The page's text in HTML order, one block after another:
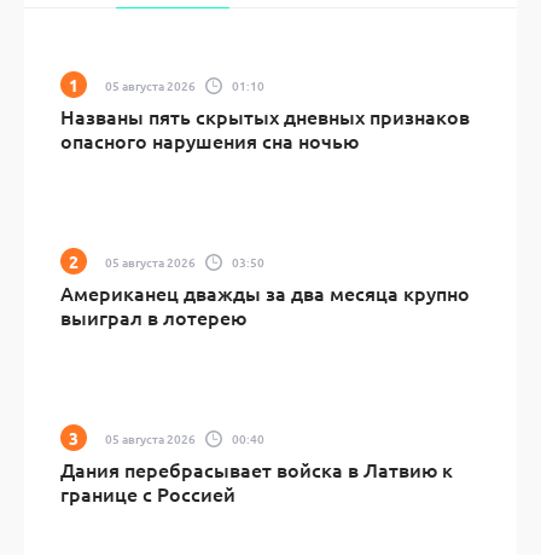
05 августа 2026 01:10
Названы пять скрытых дневных признаков
опасного нарушения сна ночью
05 августа 2026 03:50
Американец дважды за два месяца крупно
выиграл в лотерею
05 августа 2026 00:40
Дания перебрасывает войска в Латвию к
границе с Россией